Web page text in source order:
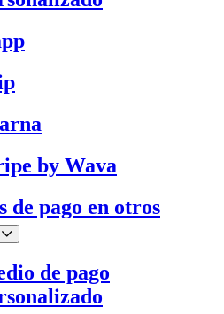
by Wava
de pago en otros
de pago